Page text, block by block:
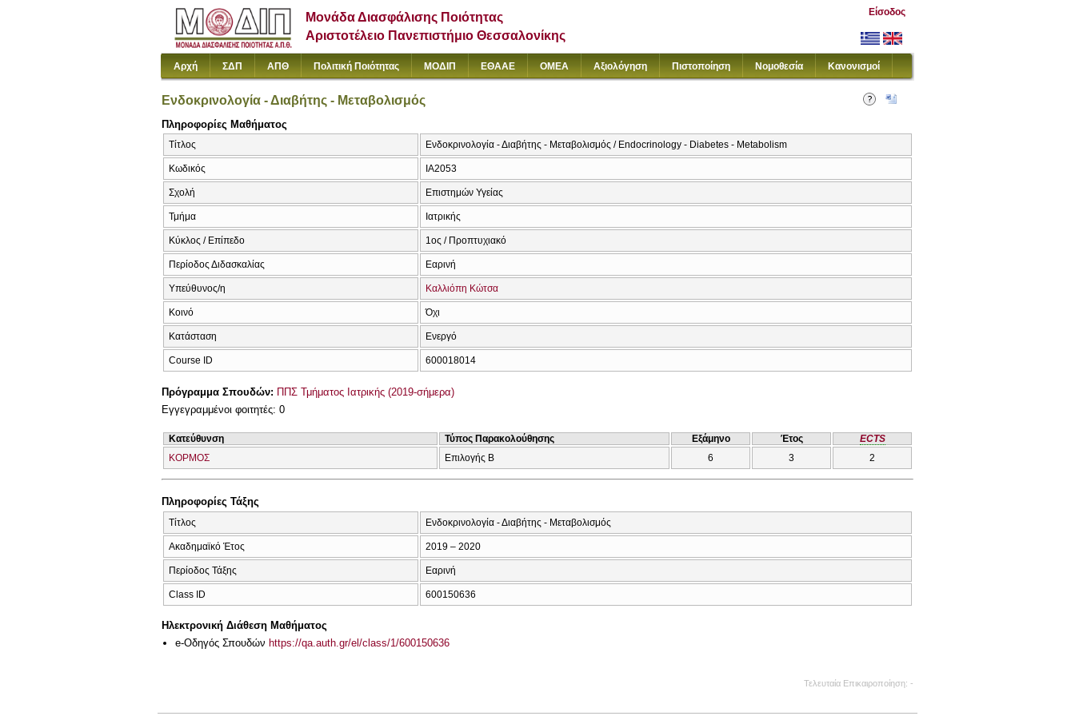
Μονάδα Διασφάλισης Ποιότητας
Αριστοτέλειο Πανεπιστήμιο Θεσσαλονίκης
Είσοδος
Αρχή ΣΔΠ ΑΠΘ Πολιτική Ποιότητας ΜΟΔΙΠ ΕΘΑΑΕ ΟΜΕΑ Αξιολόγηση Πιστοποίηση Νομοθεσία Κανονισμοί
Ενδοκρινολογία - Διαβήτης - Μεταβολισμός
Πληροφορίες Μαθήματος
Τίτλος Ενδοκρινολογία - Διαβήτης - Μεταβολισμός / Endocrinology - Diabetes - Metabolism
Κωδικός ΙΑ2053
Σχολή Επιστημών Υγείας
Τμήμα Ιατρικής
Κύκλος / Επίπεδο 1ος / Προπτυχιακό
Περίοδος Διδασκαλίας Εαρινή
Υπεύθυνος/η Καλλιόπη Κώτσα
Κοινό Όχι
Κατάσταση Ενεργό
Course ID 600018014
Πρόγραμμα Σπουδών: ΠΠΣ Τμήματος Ιατρικής (2019-σήμερα)
Εγγεγραμμένοι φοιτητές: 0
Κατεύθυνση Τύπος Παρακολούθησης Εξάμηνο Έτος
ECTS
ΚΟΡΜΟΣ
Επιλογής Β 6 3 2
Πληροφορίες Τάξης
Τίτλος Ενδοκρινολογία - Διαβήτης - Μεταβολισμός
Ακαδημαϊκό Έτος 2019 – 2020
Περίοδος Τάξης Εαρινή
Class ID 600150636
Ηλεκτρονική Διάθεση Μαθήματος
e-Οδηγός Σπουδών https://qa.auth.gr/el/class/1/600150636
Τελευταία Επικαιροποίηση -